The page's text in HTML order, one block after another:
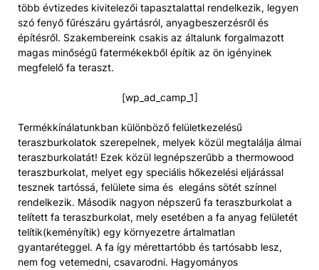
több évtizedes kivitelezői tapasztalattal rendelkezik, legyen
szó fenyő fűrészáru gyártásról, anyagbeszerzésről és
építésről. Szakembereink csakis az általunk forgalmazott
magas minőségű fatermékekből építik az ön igényinek
megfelelő fa teraszt.
[wp_ad_camp_1]
Termékkínálatunkban különböző felületkezelésű
teraszburkolatok szerepelnek, melyek közül megtalálja álmai
teraszburkolatát! Ezek közül legnépszerűbb a thermowood
teraszburkolat, melyet egy speciális hőkezelési eljárással
tesznek tartóssá, felülete sima és elegáns sötét színnel
rendelkezik. Második nagyon népszerű fa teraszburkolat a
telített fa teraszburkolat, mely esetében a fa anyag felületét
telítik(keményítik) egy környezetre ártalmatlan
gyantaréteggel. A fa így mérettartóbb és tartósabb lesz,
nem fog vetemedni, csavarodni. Hagyományos